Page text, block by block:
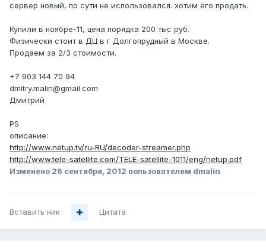
сервер новый, по сути не использовался. хотим его продать.
Купили в ноябре-11, цена порядка 200 тыс руб.
Физически стоит в ДЦ в г Долгопрудный в Москве.
Продаем за 2/3 стоимости.
+7 903 144 70 94
dmitry.malin@gmail.com
Дмитрий
PS
описание:
http://www.netup.tv/ru-RU/decoder-streamer.php
http://www.tele-satellite.com/TELE-satellite-1011/eng/netup.pdf
Изменено 26 сентября, 2012 пользователем dmalin
Вставить ник Цитата